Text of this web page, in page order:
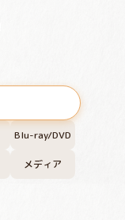
Blu-ray/DVD
メディア